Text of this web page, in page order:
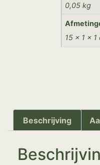
0,05 kg
15 × 1 × 1
Beschrijving